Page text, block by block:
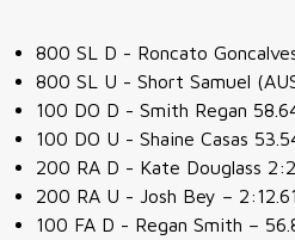
800 SL D - Roncato
800 SL U - Short Samuel
100 DO D - Smith Regan
100 DO U - Shaine Casas
200 RA D - Kate Douglass
200 RA U - Josh Bey – 2:12.61
100 FA D - Regan Smith –